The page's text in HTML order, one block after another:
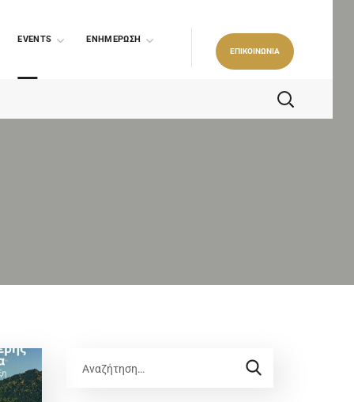
EVENTS ΕΝΗΜΕΡΩΣΗ
ΕΠΙΚΟΙΝΩΝΙΑ